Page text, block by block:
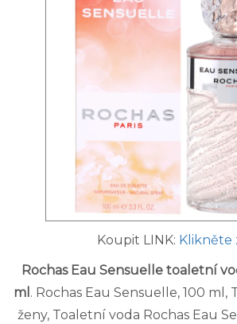
Koupit LINK: Klikněte
Rochas Eau Sensuelle toaletní
ml . Rochas Eau Sensuelle, 100
ženy, Toaletní voda Rochas Eau